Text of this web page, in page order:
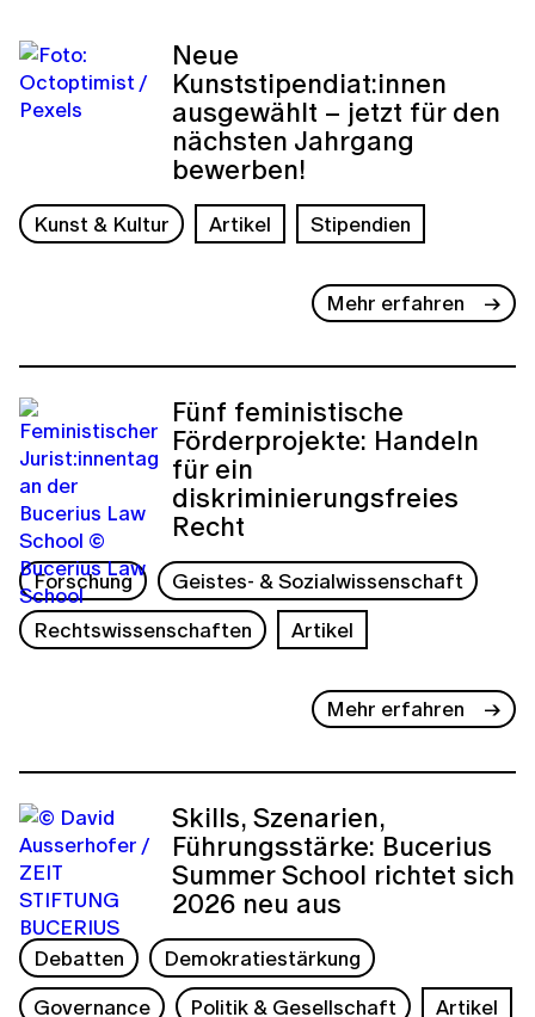
Neue
Kunststipendiat:innen
ausgewählt – jetzt für den
nächsten Jahrgang
bewerben!
Kunst & Kultur Artikel Stipendien
Mehr erfahren
Fünf feministische
Förderprojekte: Handeln
für ein
diskriminierungsfreies
Recht
Forschung
Geistes- & Sozialwissenschaft
Rechtswissenschaften
Artikel
Mehr erfahren
Skills, Szenarien,
Führungsstärke: Bucerius
Summer School richtet sich
2026 neu aus
Debatten
Demokratiestärkung
Governance
Politik & Gesellschaft Artikel